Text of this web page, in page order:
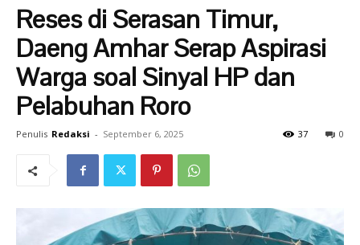
Reses di Serasan Timur,
Daeng Amhar Serap Aspirasi
Warga soal Sinyal HP dan
Pelabuhan Roro
Penulis Redaksi - September 6, 2025 0
37